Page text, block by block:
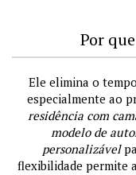
Por
Ele elimina o
especialmente ao
residência com
modelo de
personalizável
flexibilidade permite